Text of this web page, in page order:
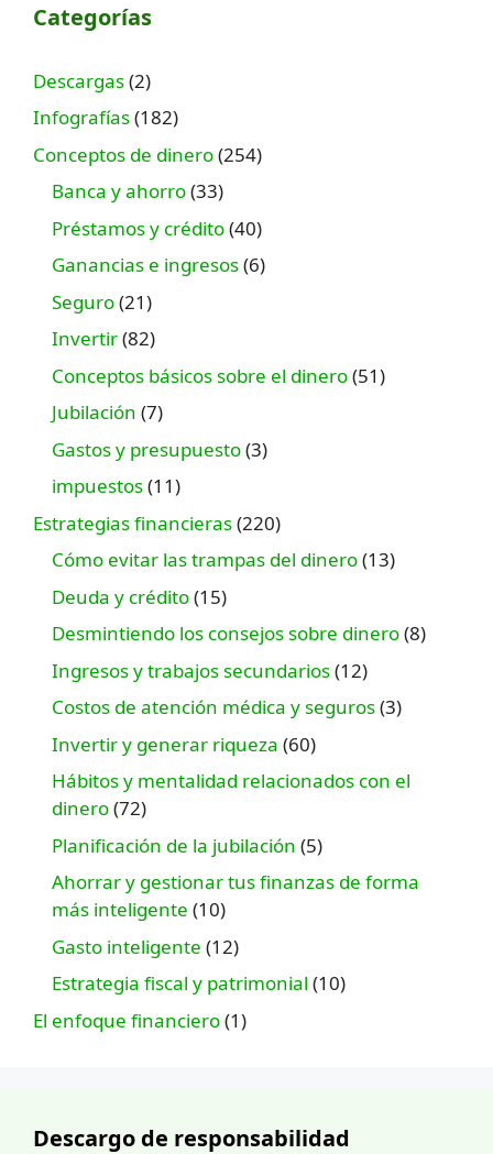
Categorías
Descargas(2)
Infografías(182)
Conceptos de dinero(254)
Banca y ahorro(33)
Préstamos y crédito(40)
Ganancias e ingresos(6)
Seguro(21)
Invertir(82)
Conceptos básicos sobre el dinero(51)
Jubilación (7)
Gastos y presupuesto(3)
impuestos(11)
Estrategias financieras(220)
Cómo evitar las trampas del dinero(13)
Deuda y crédito(15)
Desmintiendo los consejos sobre dinero(8)
Ingresos y trabajos secundarios(12)
Costos de atención médica y seguros(3)
Invertir y generar riqueza (60)
Hábitos y mentalidad relacionados con el
dinero(72)
Planificación de la jubilación (5)
Ahorrar y gestionar tus finanzas de forma
más inteligente (10)
Gasto inteligente (12)
Estrategia fiscal y patrimonial (10)
El enfoque financiero(1)
Descargo de responsabilidad